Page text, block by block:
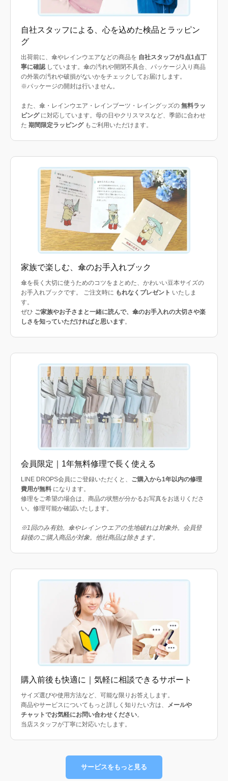
自社スタッフによる、心を込めた検品とラッピン
グ
出荷前に、傘やレインウエアなどの商品を 自社スタッフが1点1点丁
寧に確認しています。傘の汚れや開閉不具合、パッケージ入り商品
の外装の汚れや破損がないかをチェックしてお届けします。
※パッケージの開封は行いません。
また、傘・レインウエア・レインブーツ・レイングッズの 無料ラッ
ピングに対応しています。母の日やクリスマスなど、季節に合わせ
た 期間限定ラッピングもご利用いただけます。
家族で楽しむ、傘のお手入れブック
傘を長く大切に使うためのコツをまとめた、かわいい豆本サイズの
お手入れブックです。 ご注文時に もれなくプレゼント いたしま
す。
ぜひ ご家族やお子さまと一緒に読んで、傘のお手入れの大切さや楽
しさを知っていただければと思います。
会員限定｜1年無料修理で長く使える
LINE DROPS会員にご登録いただくと、 ご購入から1年以内の修理
費用が無料 になります。
修理をご希望の場合は、商品の状態が分かるお写真をお送りくださ
い。修理可能か確認いたします。
※1回のみ有効。傘やレインウエアの生地破れは対象外。会員登
録後のご購入商品が対象。他社商品は除きます。
購入前後も快適に｜気軽に相談できるサポート
サイズ選びや使用方法など、可能な限りお答えします。
商品やサービスについてもっと詳しく知りたい方は、 メールや
チャットでお気軽にお問い合わせください。
当店スタッフが丁寧に対応いたします。
サービスをもっと見る